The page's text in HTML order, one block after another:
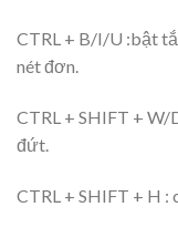
CTRL + B/I/U :bật
nét đơn.
CTRL + SHIFT +
đứt.
CTRL + SHIFT + H :